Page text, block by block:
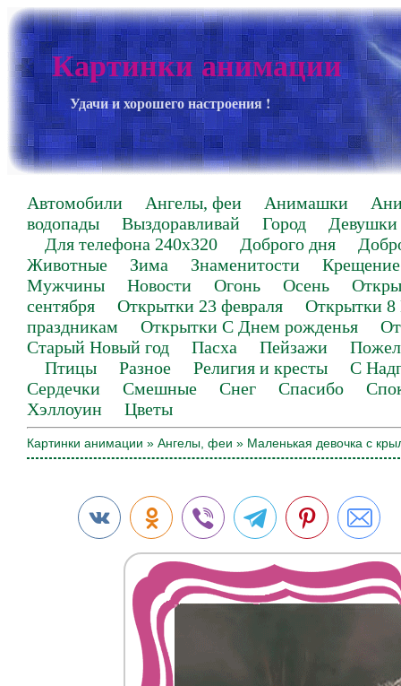
Картинки анимации
Удачи и хорошего настроения !
Автомобили Ангелы, феи Анимашки
водопады
Выздоравливай Город
Девушки
Для телефона 240х320
Доброго дня
Животные
Зима Знаменитости
Крещение
Мужчины
Новости Огонь Осень
сентября
Открытки 23 февраля
Открытки 8
праздникам
Открытки С Днем рожденья
Старый Новый год
Пасха Пейзажи
Птицы
Разное Религия и кресты
С
Сердечки
Смешные Снег Спасибо
Хэллоуин
Цветы
Картинки анимации » Ангелы, феи » Маленькая девочка с